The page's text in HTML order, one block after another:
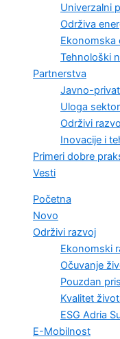
Univerzalni
Održiva
Ekonomska
Tehnološki
Partnerstva
Javno-
Uloga
Održivi
Inovacije i
Primeri dobre
Vesti
Početna
Novo
Održivi razvoj
Ekonomski
Očuvanje
Pouzdan
Kvalitet
ESG Adria
E-Mobilnost